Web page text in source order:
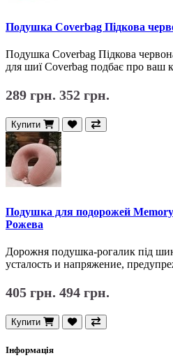
Подушка Coverbag Підкова
Подушка Coverbag Підкова
для шиї Coverbag подбає про ваш
289 грн. 352 грн.
Купити
Подушка для подорожей
Рожева
Дорожня подушка-рогалик під
усталость и напряжение,
405 грн. 494 грн.
Купити
Інформація